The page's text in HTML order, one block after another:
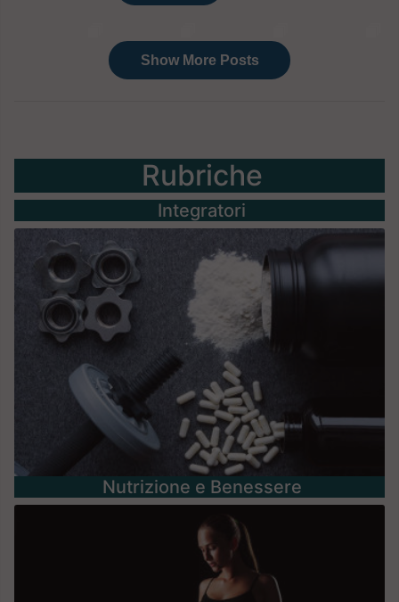
Rubriche
Integratori
Nutrizione e Benessere